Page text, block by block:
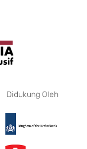
Didukung Oleh